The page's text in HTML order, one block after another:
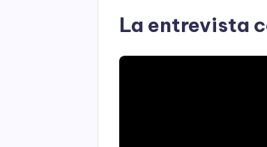
La entrevista